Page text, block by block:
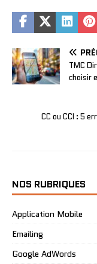
TMC
choisir
CC ou CCI : 5
NOS RUBRIQUES
Application Mobile
Emailing
Google AdWords